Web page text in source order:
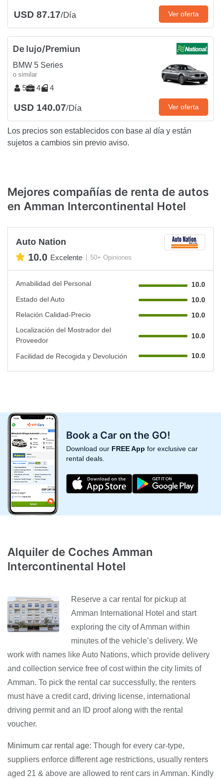
USD 87.17/Día Ver oferta
De lujo/Premiun
BMW 5 Series
o similar
5 4 4
USD 140.07/Día Ver oferta
Los precios son establecidos con base al día y están
sujetos a cambios sin previo aviso.
Mejores compañías de renta de autos
en Amman Intercontinental Hotel
Auto Nation
10.0 Excelente 50+ Opiniones
Amabilidad del Personal
10.0
Estado del Auto
10.0
Relación Calidad-Precio
10.0
Localización del Mostrador del
Proveedor
10.0
Facilidad de Recogida y Devolución 10.0
Book a Car on the GO!
Download our FREE App for exclusive car
rental deals.
Alquiler de Coches Amman
Intercontinental Hotel
Reserve a car rental for pickup at
Amman International Hotel and start
exploring the city of Amman within
minutes of the vehicle’s delivery. We
work with names like Auto Nations, which provide delivery
and collection service free of cost within the city limits of
Amman. To pick the rental car successfully, the renters
must have a credit card, driving license, international
driving permit and an ID proof along with the rental
voucher.
Minimum car rental age: Though for every car-type,
suppliers enforce different age restrictions, usually renters
aged 21 & above are allowed to rent cars in Amman. Kindly